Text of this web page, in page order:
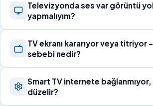
Televizyonda ses var görüntü
yapmalıyım?
TV ekranı kararıyor veya titriyor –
sebebi nedir?
Smart TV internete bağlanmıyor,
düzelir?